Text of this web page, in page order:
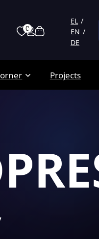
0
EL
EN
DE
Projects